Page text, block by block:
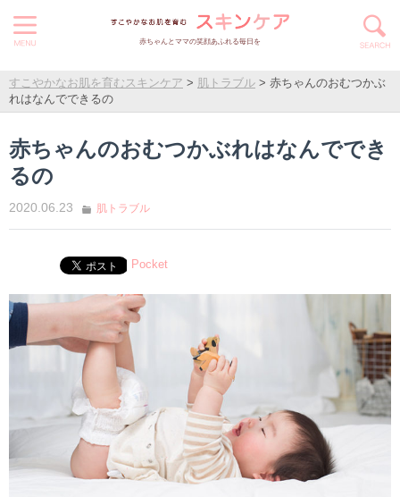
赤ちゃんとママの笑顔あふれる毎日を
すこやかなお肌を育むスキンケア > 肌トラブル > 赤ちゃんのおむつかぶ
れはなんでできるの
赤ちゃんのおむつかぶれはなんででき
るの
2020.06.23 肌トラブル
Pocket